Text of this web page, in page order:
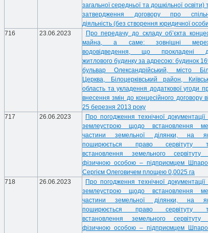
загальної середньої та дошкільної освіти)
затвердження договору про
діяльність (без створення юридичної
716 23.06.2023
Про передачу до складу об’єкта
майна, а саме: зовнішні
водовідведення, що прокладені
житлового будинку за адресою: будинок
бульвар Олександрійський, місто
Церква, Білоцерківський район,
область та укладення додаткової угоди
внесення змін до концесійного договору
25 березня 2013 року
717 26.06.2023
Про погодження технічної документації
землеустрою щодо встановлення
частини земельної ділянки, на
поширюється право сервітуту
встановлення земельного сервітуту
фізичною особою – підприємцем
Сергієм Олеговичем площею 0,0025 га
718 26.06.2023
Про погодження технічної документації
землеустрою щодо встановлення
частини земельної ділянки, на
поширюється право сервітуту
встановлення земельного сервітуту
фізичною особою – підприємцем